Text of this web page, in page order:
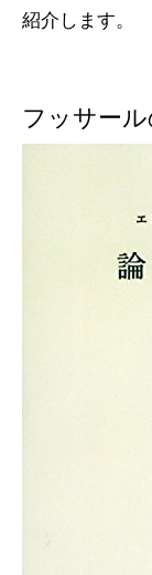
紹介します。
フッサー